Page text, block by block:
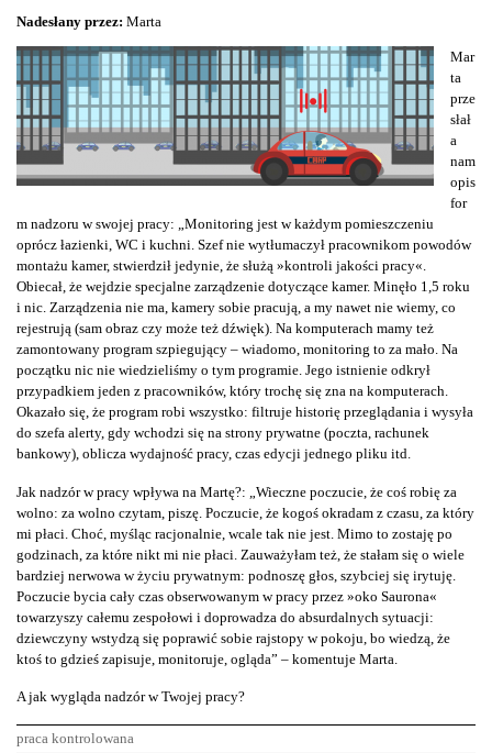
Nadesłany przez: Marta
Mar
ta
prze
słał
a
nam
opis
for
m nadzoru w swojej pracy: „Monitoring jest w każdym pomieszczeniu
oprócz łazienki, WC i kuchni. Szef nie wytłumaczył pracownikom powodów
montażu kamer, stwierdził jedynie, że służą »kontroli jakości pracy«.
Obiecał, że wejdzie specjalne zarządzenie dotyczące kamer. Minęło 1,5 roku
i nic. Zarządzenia nie ma, kamery sobie pracują, a my nawet nie wiemy, co
rejestrują (sam obraz czy może też dźwięk). Na komputerach mamy też
zamontowany program szpiegujący – wiadomo, monitoring to za mało. Na
początku nic nie wiedzieliśmy o tym programie. Jego istnienie odkrył
przypadkiem jeden z pracowników, który trochę się zna na komputerach.
Okazało się, że program robi wszystko: filtruje historię przeglądania i wysyła
do szefa alerty, gdy wchodzi się na strony prywatne (poczta, rachunek
bankowy), oblicza wydajność pracy, czas edycji jednego pliku itd.
Jak nadzór w pracy wpływa na Martę?: „Wieczne poczucie, że coś robię za
wolno: za wolno czytam, piszę. Poczucie, że kogoś okradam z czasu, za który
mi płaci. Choć, myśląc racjonalnie, wcale tak nie jest. Mimo to zostaję po
godzinach, za które nikt mi nie płaci. Zauważyłam też, że stałam się o wiele
bardziej nerwowa w życiu prywatnym: podnoszę głos, szybciej się irytuję.
Poczucie bycia cały czas obserwowanym w pracy przez »oko Saurona«
towarzyszy całemu zespołowi i doprowadza do absurdalnych sytuacji:
dziewczyny wstydzą się poprawić sobie rajstopy w pokoju, bo wiedzą, że
ktoś to gdzieś zapisuje, monitoruje, ogląda” – komentuje Marta.
A jak wygląda nadzór w Twojej pracy?
praca kontrolowana